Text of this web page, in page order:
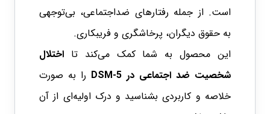
است. از جمله رفتارهای ضداجتماعی، بی‌توجهی
به حقوق دیگران، پرخاشگری و فریبکاری.
این محصول به شما کمک می‌کند تا اختلال
شخصیت ضد اجتماعی در DSM-5
را به صورت
خلاصه و کاربردی بشناسید و درک اولیه‌ای از آن